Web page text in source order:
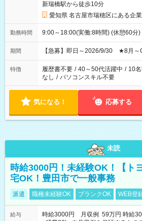
新瑞橋駅から徒歩10分
愛知県 名古屋市瑞穂区にある企業
勤務時間 9:00～18:00(実働:8時間) (休憩60分)
期間 【急募】即日～2026/9/30 ★8月～
特徴 履歴書不要 / 40～50代活躍中 / 10
なし / パソコンスキル不要
気になる！ 応募する
未読
時給3000円！未経験OK！【ト
宅OK！豊田市で一般事務
派遣 職種未経験OK ブランクOK WEB登
給与
時給3000円 月収例 59万円 時給